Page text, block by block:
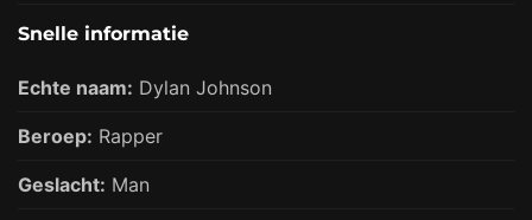
Snelle informatie
Echte naam: Dylan Johnson
Beroep: Rapper
Geslacht: Man